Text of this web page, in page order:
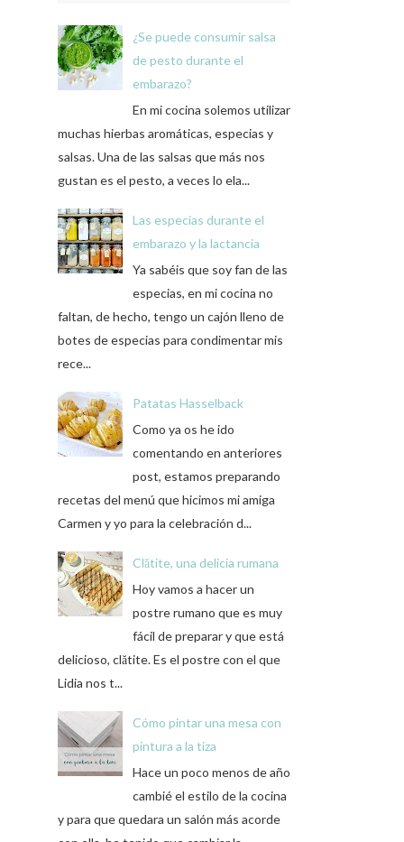
¿Se puede consumir salsa
de pesto durante el
embarazo?
En mi cocina solemos utilizar
muchas hierbas aromáticas, especias y
salsas. Una de las salsas que más nos
gustan es el pesto, a veces lo ela...
Las especias durante el
embarazo y la lactancia
Ya sabéis que soy fan de las
especias, en mi cocina no
faltan, de hecho, tengo un cajón lleno de
botes de especias para condimentar mis
rece...
Patatas Hasselback
Como ya os he ido
comentando en anteriores
post, estamos preparando
recetas del menú que hicimos mi amiga
Carmen y yo para la celebración d...
Clătite, una delicia rumana
Hoy vamos a hacer un
postre rumano que es muy
fácil de preparar y que está
delicioso, clătite. Es el postre con el que
Lidia nos t...
Cómo pintar una mesa con
pintura a la tiza
Hace un poco menos de año
cambié el estilo de la cocina
y para que quedara un salón más acorde